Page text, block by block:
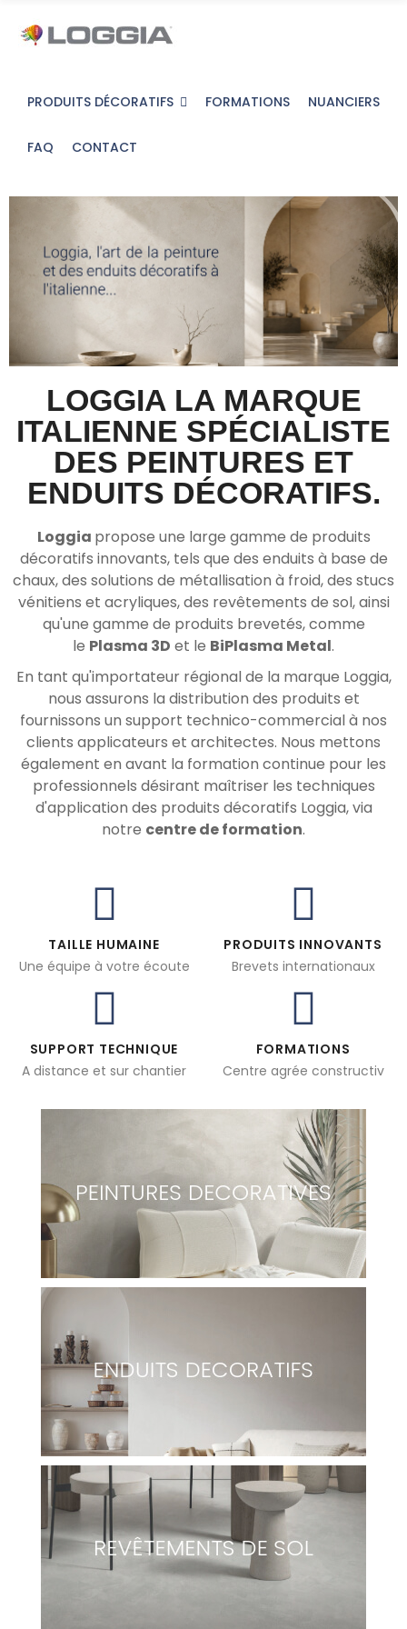
PRODUITS DÉCORATIFS FORMATIONS NUANCIERS
FAQ CONTACT
LOGGIA LA MARQUE
ITALIENNE SPÉCIALISTE
DES PEINTURES ET
ENDUITS DÉCORATIFS.
Loggia propose une large gamme de produits
décoratifs innovants, tels que des enduits à base de
chaux, des solutions de métallisation à froid, des stucs
vénitiens et acryliques, des revêtements de sol, ainsi
qu'une gamme de produits brevetés, comme
le Plasma 3D et le BiPlasma Metal.
En tant qu'importateur régional de la marque Loggia,
nous assurons la distribution des produits et
fournissons un support technico-commercial à nos
clients applicateurs et architectes. Nous mettons
également en avant la formation continue pour les
professionnels désirant maîtriser les techniques
d'application des produits décoratifs Loggia, via
notre centre de formation.
TAILLE HUMAINE
Une équipe à votre écoute
PRODUITS INNOVANTS
Brevets internationaux
SUPPORT TECHNIQUE
A distance et sur chantier
FORMATIONS
Centre agrée constructiv